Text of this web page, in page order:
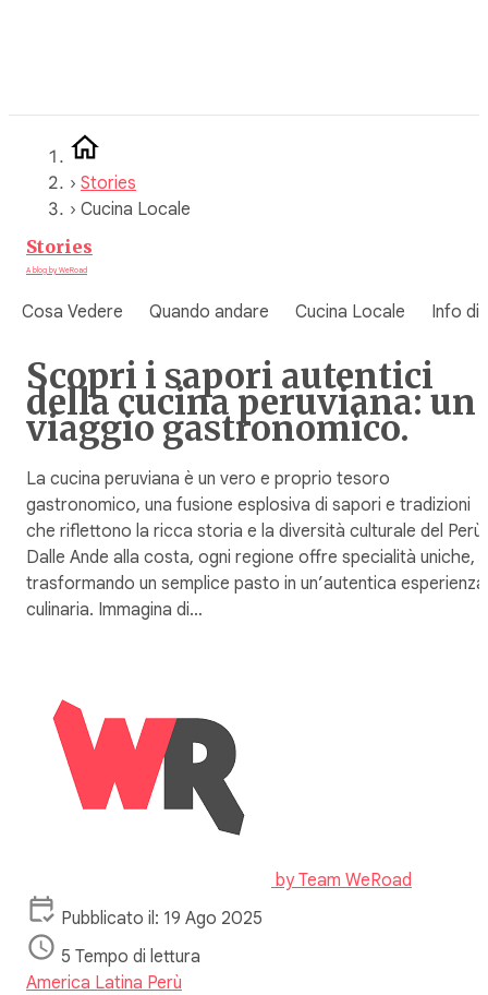
› Stories
› Cucina Locale
Stories
A blog by WeRoad
Cosa Vedere Quando andare Cucina Locale Info di
Scopri i sapori autentici
della cucina peruviana: un
viaggio gastronomico.
La cucina peruviana è un vero e proprio tesoro
gastronomico, una fusione esplosiva di sapori e tradizioni
che riflettono la ricca storia e la diversità culturale del Perù.
Dalle Ande alla costa, ogni regione offre specialità uniche,
trasformando un semplice pasto in un’autentica esperienza
culinaria. Immagina di…
byTeam WeRoad
Pubblicato il: 19 Ago 2025
5 Tempo di lettura
America Latina Perù